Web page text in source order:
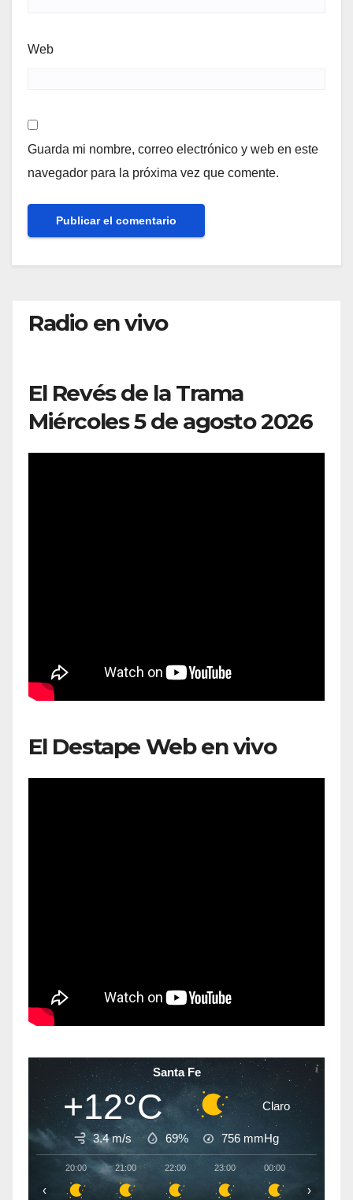
Web
Guarda mi nombre, correo electrónico y web en este
navegador para la próxima vez que comente.
Radio en vivo
El Revés de la Trama
Miércoles 5 de agosto 2026
El Destape Web en vivo
Santa Fe
+12°C Claro
3.4 m/s 69% 756 mmHg
20:00 21:00 22:00 23:00 00:00
‹ ›